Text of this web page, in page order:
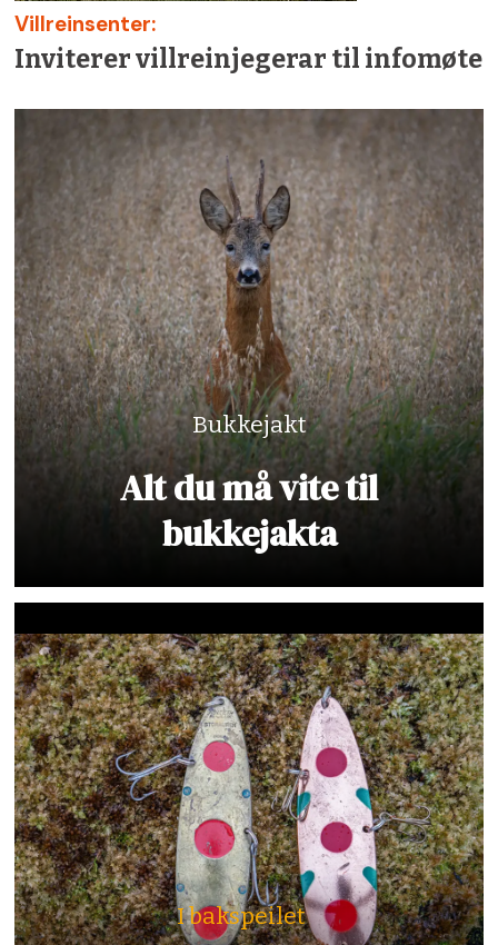
Villreinsenter:
Inviterer villreinjegerar til infomøte
Bukkejakt
Alt du må vite til
bukkejakta
I bakspeilet